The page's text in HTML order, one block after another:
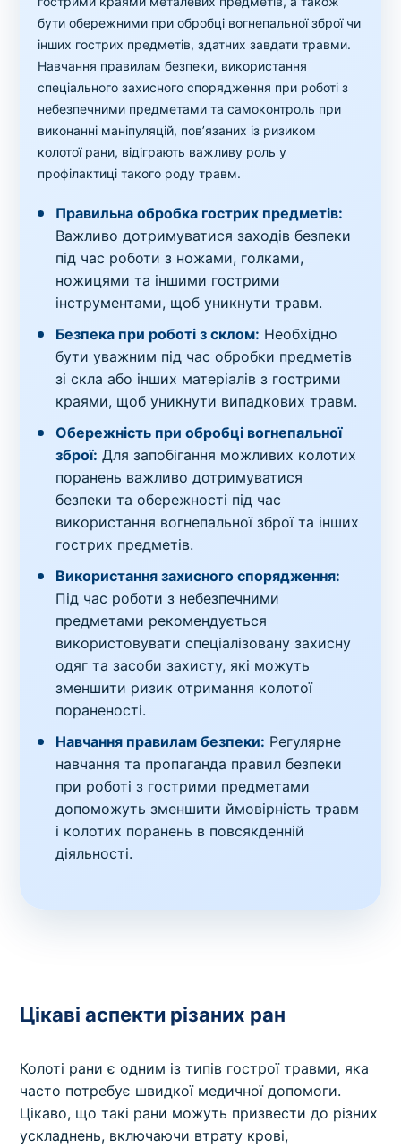
бути обережними при обробці вогнепальної зброї чи
інших гострих предметів, здатних завдати травми.
Навчання правилам безпеки, використання
спеціального захисного спорядження при роботі з
небезпечними предметами та самоконтроль при
виконанні маніпуляцій, пов’язаних із ризиком
колотої рани, відіграють важливу роль у
профілактиці такого роду травм.
Правильна обробка гострих предметів:
Важливо дотримуватися заходів безпеки
під час роботи з ножами, голками,
ножицями та іншими гострими
інструментами, щоб уникнути травм.
Безпека при роботі з склом: Необхідно
бути уважним під час обробки предметів
зі скла або інших матеріалів з гострими
краями, щоб уникнути випадкових травм.
Обережність при обробці вогнепальної
зброї: Для запобігання можливих колотих
поранень важливо дотримуватися
безпеки та обережності під час
використання вогнепальної зброї та інших
гострих предметів.
Використання захисного спорядження:
Під час роботи з небезпечними
предметами рекомендується
використовувати спеціалізовану захисну
одяг та засоби захисту, які можуть
зменшити ризик отримання колотої
пораненості.
Навчання правилам безпеки: Регулярне
навчання та пропаганда правил безпеки
при роботі з гострими предметами
допоможуть зменшити ймовірність травм
і колотих поранень в повсякденній
діяльності.
Цікаві аспекти різаних ран
Колоті рани є одним із типів гострої травми, яка
часто потребує швидкої медичної допомоги.
Цікаво, що такі рани можуть призвести до різних
ускладнень, включаючи втрату крові,